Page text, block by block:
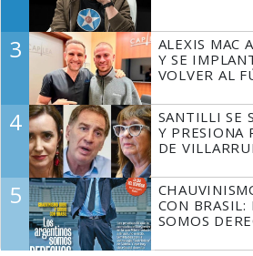
3
ALEXIS MAC
Y SE
VOLVER AL
4
SANTILLI SE
Y PRESIONA
DE
5
CON BRASIL:
SOMOS